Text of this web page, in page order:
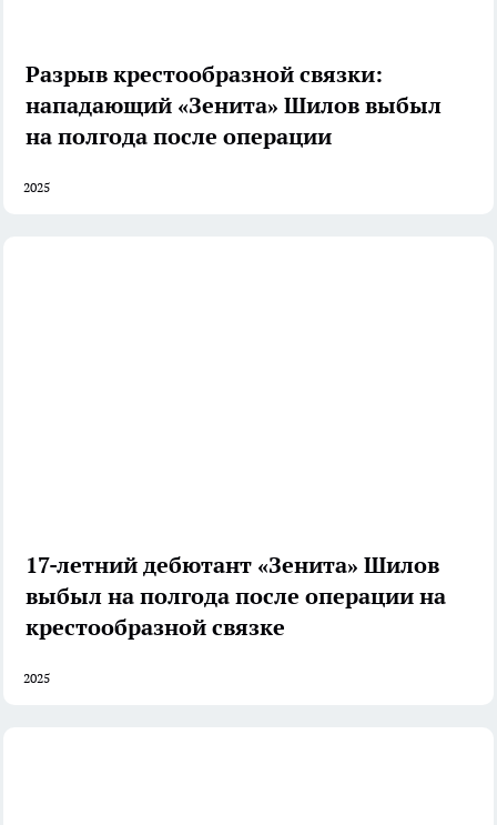
Разрыв крестообразной связки:
нападающий «Зенита» Шилов выбыл
на полгода после операции
2025
17-летний дебютант «Зенита» Шилов
выбыл на полгода после операции на
крестообразной связке
2025